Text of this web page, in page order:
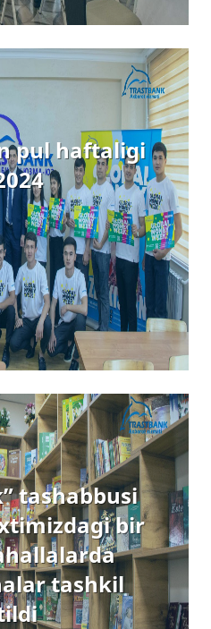
pul haftaligi
tashabbusi
bir
tashkil